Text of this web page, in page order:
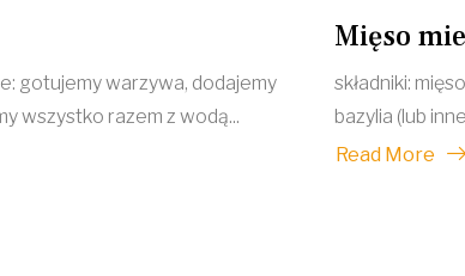
gotujemy warzywa, dodajemy
wszystko razem z wodą...
Mięso
składniki:
bazylia (lub
Read More